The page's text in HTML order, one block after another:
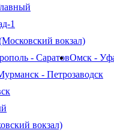
1
вокзал)
- СаратовОмск -
- Петрозаводск
вокзал)